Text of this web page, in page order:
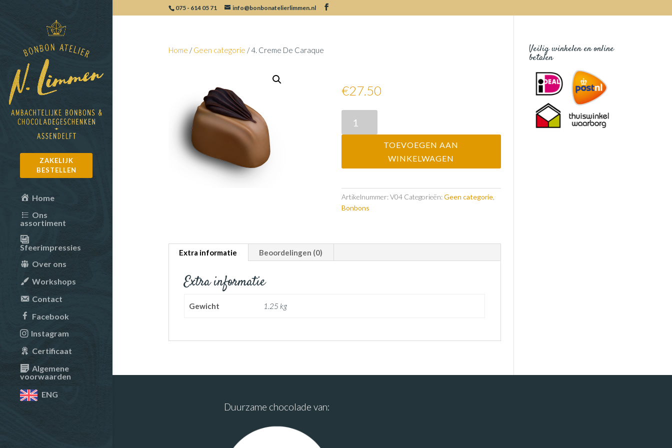
075 - 614 05 71 info@bonbonatelierlimmen.nl
ZAKELIJK
BESTELLEN
Home
Ons
assortiment
Sfeerimpressies
Over ons
Workshops
Contact
Facebook
Instagram
Certificaat
Algemene
voorwaarden
ENG
Home /Geen categorie / 4. Creme De Caraque
€27.50
Creme
De
TOEVOEGEN AAN
WINKELWAGEN
Artikelnummer:V04 Categorieën:Geen categorie,
Bonbons
Extra informatie Beoordelingen (0)
Extra informatie
Gewicht 1.25 kg
Veilig winkelen en online
betalen
Duurzame chocolade van: